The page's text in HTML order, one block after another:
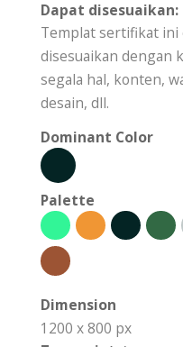
Dapat disesuaikan:
Templat sertifikat ini
disesuaikan dengan
segala hal, konten,
desain, dll.
Dominant Color
Palette
Dimension
1200 x 800 px